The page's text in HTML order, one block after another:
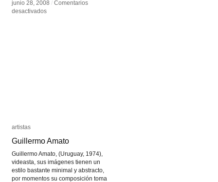
junio 28, 2008 / Comentarios
desactivadosen
junio 28, 2008 / Comentarios
desactivadosen
artistas
Guillermo Amato
Guillermo Amato, (Uruguay, 1974),
videasta, sus imágenes tienen un
estilo bastante minimal y abstracto,
por momentos su composición toma
artistas
Guillermo Amato